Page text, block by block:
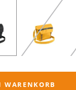
WARENKORB